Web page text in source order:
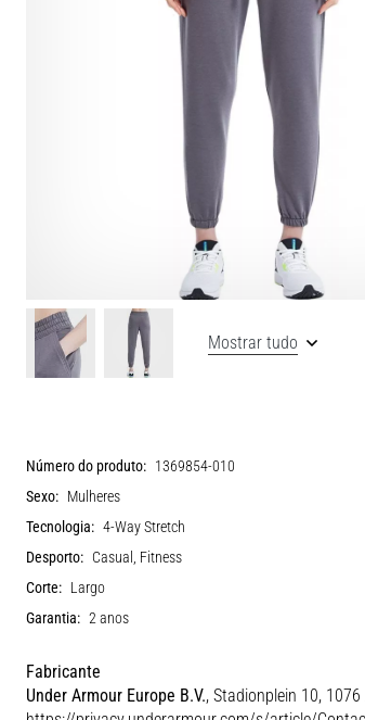
Mostrar tudo
Número do produto: 1369854-010
Sexo: Mulheres
Tecnologia: 4-Way Stretch
Desporto: Casual, Fitness
Corte: Largo
Garantia: 2 anos
Fabricante
Under Armour Europe B.V., Stadionplein 10,